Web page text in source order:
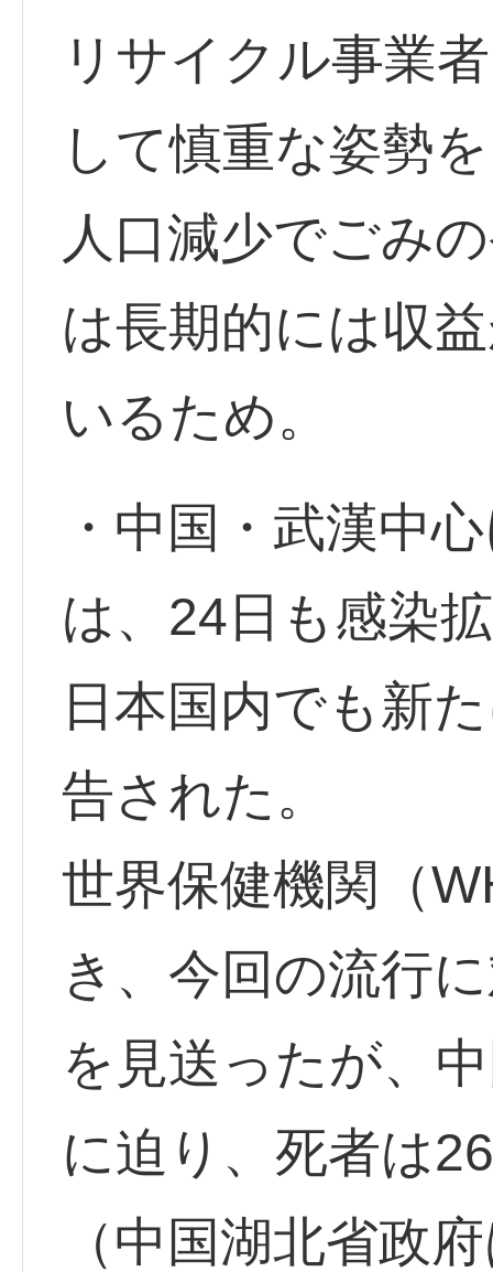
リサイクル事業
して慎重な姿勢
人口減少でごみ
は長期的には収
いるため。
・中国・武漢中
は、24日も感染
日本国内でも新
告された。
世界保健機関（
き、今回の流行
を見送ったが、
に迫り、死者は
（中国湖北省政